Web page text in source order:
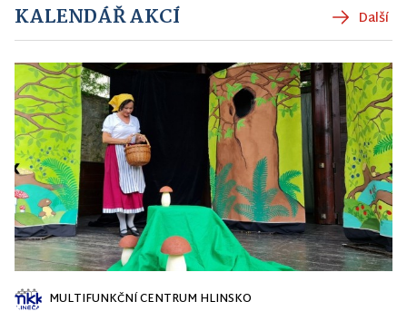
KALENDÁŘ AKCÍ Další
MULTIFUNKČNÍ CENTRUM HLINSKO